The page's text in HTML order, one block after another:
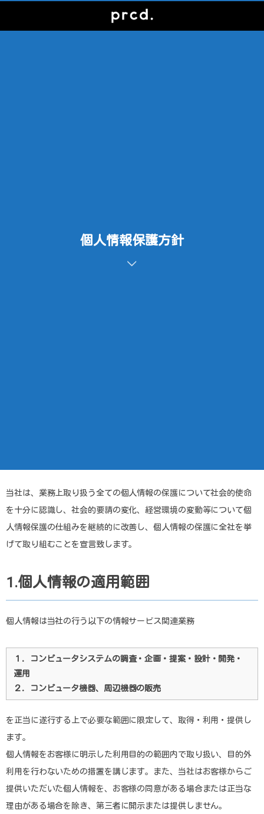
個人情報保護方針
当社は、業務上取り扱う全ての個人情報の保護について社会的使命
を十分に認識し、社会的要請の変化、経営環境の変動等について個
人情報保護の仕組みを継続的に改善し、個人情報の保護に全社を挙
げて取り組むことを宣言致します。
1.個人情報の適用範囲
個人情報は当社の行う以下の情報サービス関連業務
１．コンピュータシステムの調査・企画・提案・設計・開発・
運用
２．コンピュータ機器、周辺機器の販売
を正当に遂行する上で必要な範囲に限定して、取得・利用・提供し
ます。
個人情報をお客様に明示した利用目的の範囲内で取り扱い、目的外
利用を行わないための措置を講じます。また、当社はお客様からご
提供いただいた個人情報を、お客様の同意がある場合または正当な
理由がある場合を除き、第三者に開示または提供しません。